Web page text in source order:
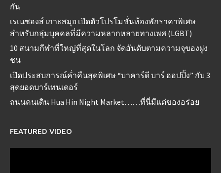
กัน
เรเนซองส์ เกาะสมุย เปิดตัวโปรโมชั่นห้องพักราคาพิเศษ
สำหรับกลุ่มบุคคลที่มีความหลากหลายทางเพศ (LGBT)
10 สนามกีฬาที่ใหญ่ที่สุดในโลก จัดอันดับตามความจุของฝูง
ชน
เปิดประสบการณ์ค่ำคืนสุดพิเศษ “บาคาร์ดี บาร์ ฮอปปิ้ง” กับ 3
สุดยอดบาร์เทนเดอร์
ถนนคนเดิน Hua Hin Night Market……ที่นี่มีแต่ของอร่อย
FEATURED VIDEO